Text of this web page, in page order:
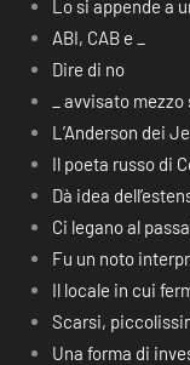
Lo si appende a
ABI, CAB e _
Dire di no
_ avvisato
L’Anderson dei
Il poeta russo di
Dà idea
Ci legano al
Fu un noto
Il locale in cui
Scarsi,
Una forma di